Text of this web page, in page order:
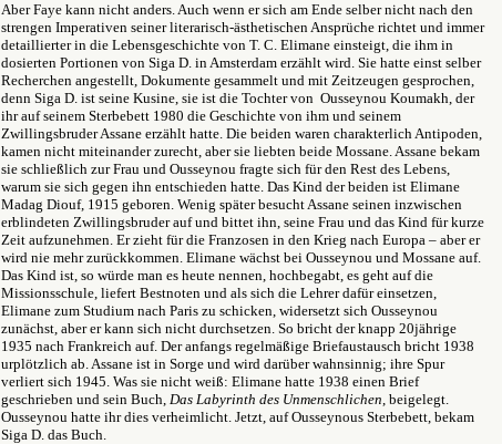
Aber Faye kann nicht anders. Auch wenn er sich am Ende selber nicht nach den
strengen Imperativen seiner literarisch-ästhetischen Ansprüche richtet und immer
detaillierter in die Lebensgeschichte von T. C. Elimane einsteigt, die ihm in
dosierten Portionen von Siga D. in Amsterdam erzählt wird. Sie hatte einst selber
Recherchen angestellt, Dokumente gesammelt und mit Zeitzeugen gesprochen,
denn Siga D. ist seine Kusine, sie ist die Tochter von Ousseynou Koumakh, der
ihr auf seinem Sterbebett 1980 die Geschichte von ihm und seinem
Zwillingsbruder Assane erzählt hatte. Die beiden waren charakterlich Antipoden,
kamen nicht miteinander zurecht, aber sie liebten beide Mossane. Assane bekam
sie schließlich zur Frau und Ousseynou fragte sich für den Rest des Lebens,
warum sie sich gegen ihn entschieden hatte. Das Kind der beiden ist Elimane
Madag Diouf, 1915 geboren. Wenig später besucht Assane seinen inzwischen
erblindeten Zwillingsbruder auf und bittet ihn, seine Frau und das Kind für kurze
Zeit aufzunehmen. Er zieht für die Franzosen in den Krieg nach Europa – aber er
wird nie mehr zurückkommen. Elimane wächst bei Ousseynou und Mossane auf.
Das Kind ist, so würde man es heute nennen, hochbegabt, es geht auf die
Missionsschule, liefert Bestnoten und als sich die Lehrer dafür einsetzen,
Elimane zum Studium nach Paris zu schicken, widersetzt sich Ousseynou
zunächst, aber er kann sich nicht durchsetzen. So bricht der knapp 20jährige
1935 nach Frankreich auf. Der anfangs regelmäßige Briefaustausch bricht 1938
urplötzlich ab. Assane ist in Sorge und wird darüber wahnsinnig; ihre Spur
verliert sich 1945. Was sie nicht weiß: Elimane hatte 1938 einen Brief
geschrieben und sein Buch, Das Labyrinth des Unmenschlichen, beigelegt.
Ousseynou hatte ihr dies verheimlicht. Jetzt, auf Ousseynous Sterbebett, bekam
Siga D. das Buch.